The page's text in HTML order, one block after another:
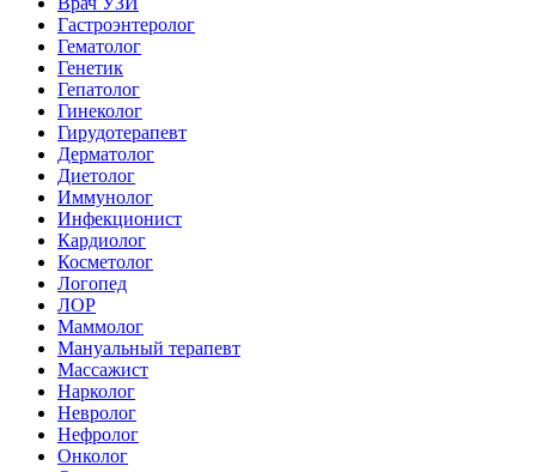
Гастроэнтеролог
Гематолог
Генетик
Гепатолог
Гинеколог
Гирудотерапевт
Дерматолог
Диетолог
Иммунолог
Инфекционист
Кардиолог
Косметолог
Логопед
ЛОР
Маммолог
Мануальный терапевт
Массажист
Нарколог
Невролог
Нефролог
Онколог